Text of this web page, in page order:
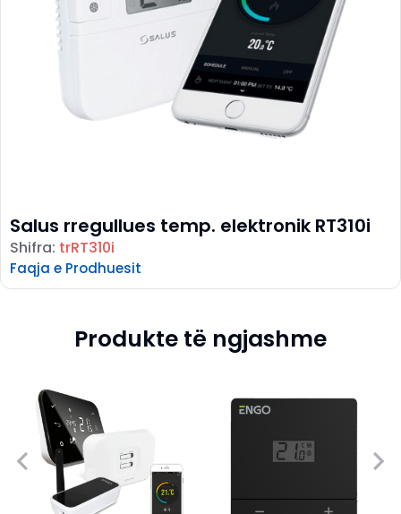
Salus rregullues temp. elektronik RT310i
Shifra: trRT310i
Faqja e Prodhuesit
Produkte të ngjashme